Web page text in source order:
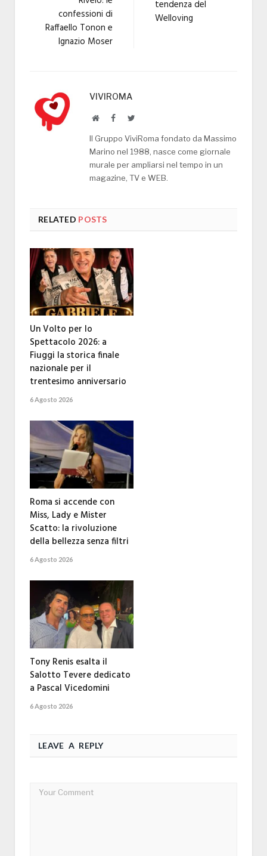
confessioni di
Raffaello Tonon e
Ignazio Moser
tendenza del
Welloving
VIVIROMA
WebsiteFacebookTwitter
Il Gruppo ViviRoma fondato da Massimo
Marino nel 1988, nasce come giornale
murale per ampliarsi nel tempo in un
magazine, TV e WEB.
RELATED POSTS
Un Volto per lo
Spettacolo 2026: a
Fiuggi la storica finale
nazionale per il
trentesimo anniversario
6 Agosto 2026
Roma si accende con
Miss, Lady e Mister
Scatto: la rivoluzione
della bellezza senza filtri
6 Agosto 2026
Tony Renis esalta il
Salotto Tevere dedicato
a Pascal Vicedomini
6 Agosto 2026
LEAVE A REPLY